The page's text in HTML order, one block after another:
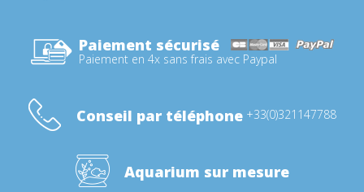
Paiement sécurisé
Paiement en 4x sans frais avec Paypal
Conseil par téléphone +33(0)321147788
Aquarium sur mesure